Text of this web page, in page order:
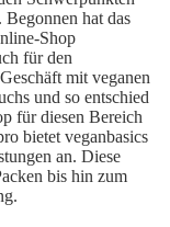
hat das
Shop
für den
mit veganen
und so entschied
für diesen Bereich
bietet veganbasics
an. Diese
bis hin zum